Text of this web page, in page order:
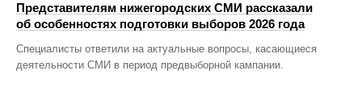
Представителям нижегородских СМИ рассказали
об особенностях подготовки выборов 2026 года
Специалисты ответили на актуальные вопросы, касающиеся
деятельности СМИ в период предвыборной кампании.